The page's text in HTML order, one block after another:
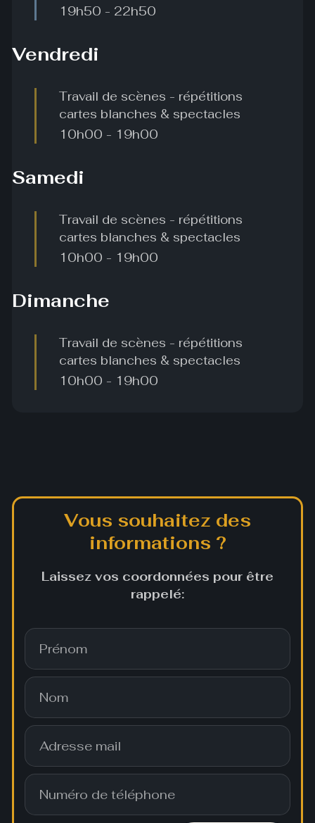
19h50 - 22h50
Vendredi
Travail de scènes - répétitions
cartes blanches & spectacles
10h00 - 19h00
Samedi
Travail de scènes - répétitions
cartes blanches & spectacles
10h00 - 19h00
Dimanche
Travail de scènes - répétitions
cartes blanches & spectacles
10h00 - 19h00
Vous souhaitez des
informations ?
Laissez vos coordonnées pour être
rappelé: